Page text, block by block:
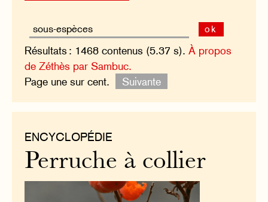
ok
Résultats : 1468 contenus (5.37 s).À propos
de Zéthès par Sambuc.
Page une sur cent.
Suivante
ENCYCLOPÉDIE
Perruche à collier